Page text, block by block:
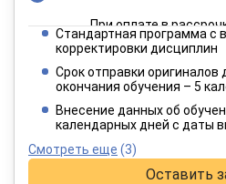
При оплате в
3 849
При оплате в
Стандартная программа с
корректировки дисциплин
Срок отправки оригиналов
окончания обучения – 5
Внесение данных об
календарных дней с даты
Смотреть еще (3)
Оставить